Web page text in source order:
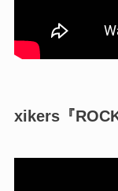
xikers『